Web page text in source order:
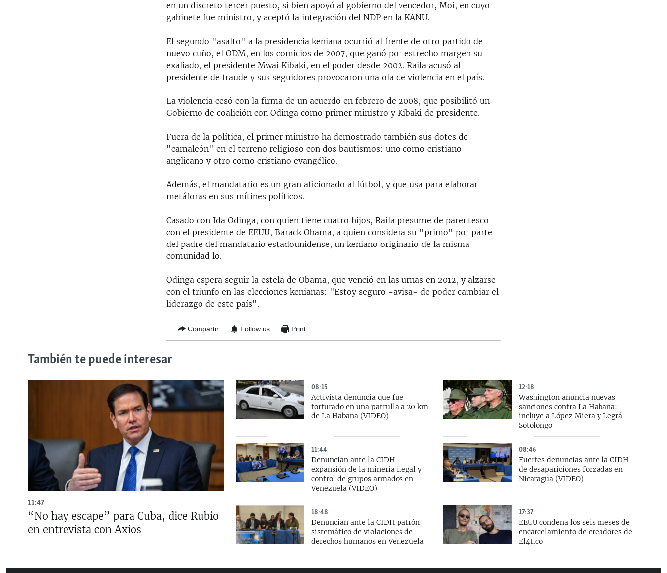
en un discreto tercer puesto, si bien apoyó al gobierno del vencedor, Moi, en cuyo
gabinete fue ministro, y aceptó la integración del NDP en la KANU.
El segundo "asalto" a la presidencia keniana ocurrió al frente de otro partido de
nuevo cuño, el ODM, en los comicios de 2007, que ganó por estrecho margen su
exaliado, el presidente Mwai Kibaki, en el poder desde 2002. Raila acusó al
presidente de fraude y sus seguidores provocaron una ola de violencia en el país.
La violencia cesó con la firma de un acuerdo en febrero de 2008, que posibilitó un
Gobierno de coalición con Odinga como primer ministro y Kibaki de presidente.
Fuera de la política, el primer ministro ha demostrado también sus dotes de
"camaleón" en el terreno religioso con dos bautismos: uno como cristiano
anglicano y otro como cristiano evangélico.
Además, el mandatario es un gran aficionado al fútbol, y que usa para elaborar
metáforas en sus mítines políticos.
Casado con Ida Odinga, con quien tiene cuatro hijos, Raila presume de parentesco
con el presidente de EEUU, Barack Obama, a quien considera su "primo" por parte
del padre del mandatario estadounidense, un keniano originario de la misma
comunidad lo.
Odinga espera seguir la estela de Obama, que venció en las urnas en 2012, y alzarse
con el triunfo en las elecciones kenianas: "Estoy seguro -avisa- de poder cambiar el
liderazgo de este país".
Compartir Follow us Print
También te puede interesar
11:47
“No hay escape” para Cuba, dice Rubio
en entrevista con Axios
08:15
Activista denuncia que fue
torturado en una patrulla a 20 km
de La Habana (VIDEO)
12:18
Washington anuncia nuevas
sanciones contra La Habana;
incluye a López Miera y Legrá
Sotolongo
11:44
Denuncian ante la CIDH
expansión de la minería ilegal y
control de grupos armados en
Venezuela (VIDEO)
08:46
Fuertes denuncias ante la CIDH
de desapariciones forzadas en
Nicaragua (VIDEO)
18:48
Denuncian ante la CIDH patrón
sistemático de violaciones de
derechos humanos en Venezuela
17:37
EEUU condena los seis meses de
encarcelamiento de creadores de
El4tico